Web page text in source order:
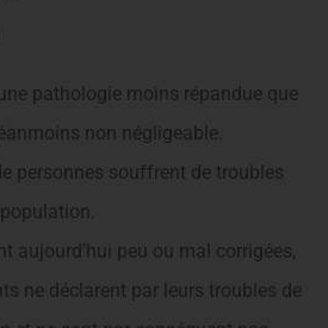
pathologie moins répandue que
non négligeable.
personnes souffrent de troubles
aujourd’hui peu ou mal corrigées,
ne déclarent par leurs troubles de